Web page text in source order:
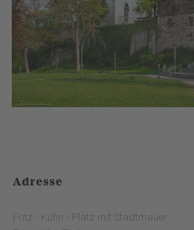
Adresse
Fritz - Kühn - Platz mit Stadtmauer